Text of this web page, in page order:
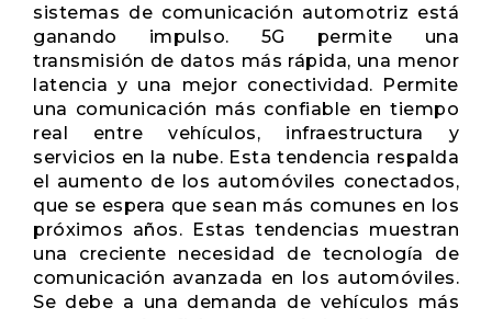
sistemas de comunicación automotriz está
ganando impulso. 5G permite una
transmisión de datos más rápida, una menor
latencia y una mejor conectividad. Permite
una comunicación más confiable en tiempo
real entre vehículos, infraestructura y
servicios en la nube. Esta tendencia respalda
el aumento de los automóviles conectados,
que se espera que sean más comunes en los
próximos años. Estas tendencias muestran
una creciente necesidad de tecnología de
comunicación avanzada en los automóviles.
Se debe a una demanda de vehículos más